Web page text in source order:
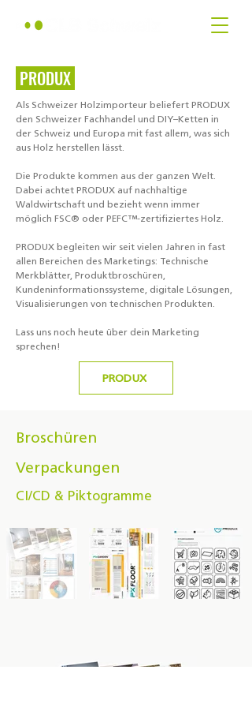
PRODUX
Als Schweizer Holzimporteur beliefert PRODUX
den Schweizer Fachhandel und DIY–Ketten in
der Schweiz und Europa mit fast allem, was sich
aus Holz herstellen lässt.
Die Produkte kommen aus der ganzen Welt.
Dabei achtet PRODUX auf nachhaltige
Waldwirtschaft und bezieht wenn immer
möglich FSC® oder PEFC™-zertifiziertes Holz.
PRODUX begleiten wir seit vielen Jahren in fast
allen Bereichen des Marketings: Technische
Merkblätter, Produktbroschüren,
Kundeninformationssysteme, digitale Lösungen,
Visualisierungen von technischen Produkten.
Lass uns noch heute über dein Marketing
sprechen!
PRODUX
Broschüren
Verpackungen
CI/CD & Piktogramme